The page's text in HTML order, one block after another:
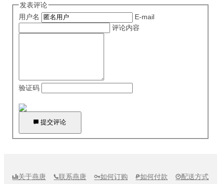
发表评论
用户名
E-mail
评论内容
验证码
 提交评论
关于燕唐 联系燕唐 如何订购 如何付款 配送方式